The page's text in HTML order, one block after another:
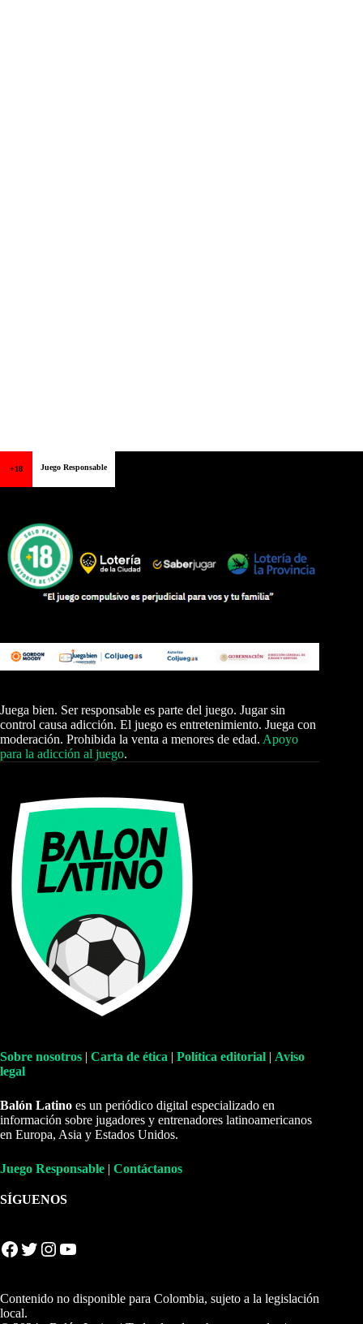
+18 Juego Responsable
Juega bien. Ser responsable es parte del juego. Jugar sin
control causa adicción. El juego es entretenimiento. Juega con
moderación. Prohibida la venta a menores de edad. Apoyo
para la adicción al juego.
Sobre nosotros | Carta de ética | Política editorial | Aviso
legal
Balón Latino es un periódico digital especializado en
información sobre jugadores y entrenadores latinoamericanos
en Europa, Asia y Estados Unidos.
Juego Responsable | Contáctanos
SÍGUENOS
Facebook Twitter Instagram YouTube
Contenido no disponible para Colombia, sujeto a la legislación
local.